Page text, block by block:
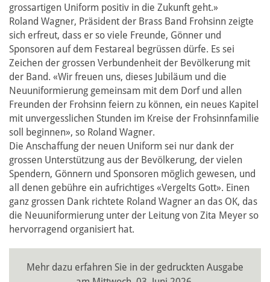
grossartigen Uniform positiv in die Zukunft geht.»
Roland Wagner, Präsident der Brass Band Frohsinn zeigte
sich erfreut, dass er so viele Freunde, Gönner und
Sponsoren auf dem Festareal begrüssen dürfe. Es sei
Zeichen der grossen Verbundenheit der Bevölkerung mit
der Band. «Wir freuen uns, dieses Jubiläum und die
Neuuniformierung gemeinsam mit dem Dorf und allen
Freunden der Frohsinn feiern zu können, ein neues Kapitel
mit unvergesslichen Stunden im Kreise der Frohsinnfamilie
soll beginnen», so Roland Wagner.
Die Anschaffung der neuen Uniform sei nur dank der
grossen Unterstützung aus der Bevölkerung, der vielen
Spendern, Gönnern und Sponsoren möglich gewesen, und
all denen gebühre ein aufrichtiges «Vergelts Gott». Einen
ganz grossen Dank richtete Roland Wagner an das OK, das
die Neuuniformierung unter der Leitung von Zita Meyer so
hervorragend organisiert hat.
Mehr dazu erfahren Sie in der gedruckten Ausgabe